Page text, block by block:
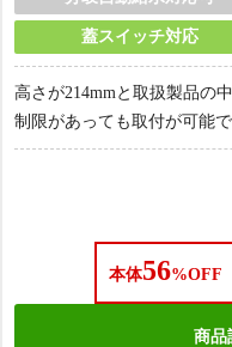
蓋スイッチ対応
高さが214mmと取扱製品の
制限があっても取付が可能で
本体56%OFF
商品